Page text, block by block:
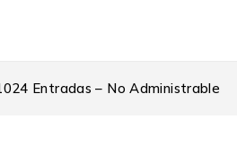
Entradas – No Administrable